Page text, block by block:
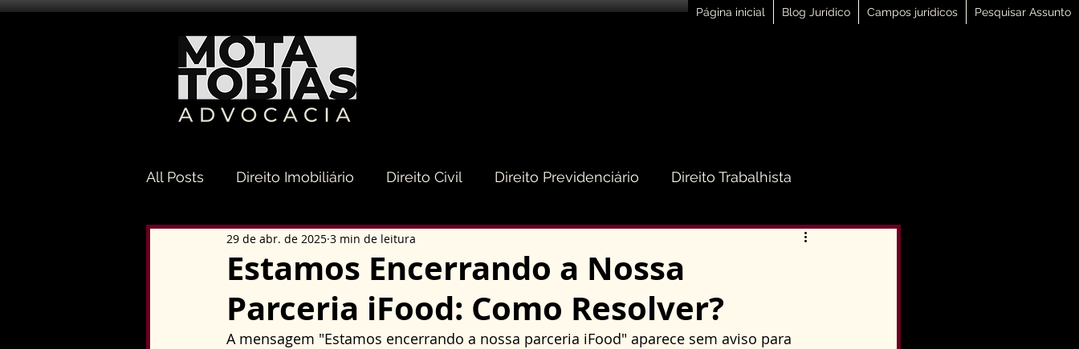
Página inicial Blog Jurídico Campos jurídicos Pesquisar Assunto
All Posts Direito Imobiliário Direito Civil Direito Previdenciário Direito Trabalhista
Direito Sucessório Direito do Consumidor
Direito Tributário Direito Empresarial e Societário Direito de Trânsito Direito Penal
Estamos Encerrando a Nossa
Parceria iFood: Como Resolver?
29 de abr. de 2025 3 min de leitura
A mensagem "Estamos encerrando a nossa parceria iFood" aparece sem aviso para